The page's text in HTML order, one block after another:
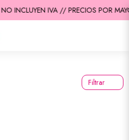
INCLUYEN IVA // PRECIOS POR
Filtrar